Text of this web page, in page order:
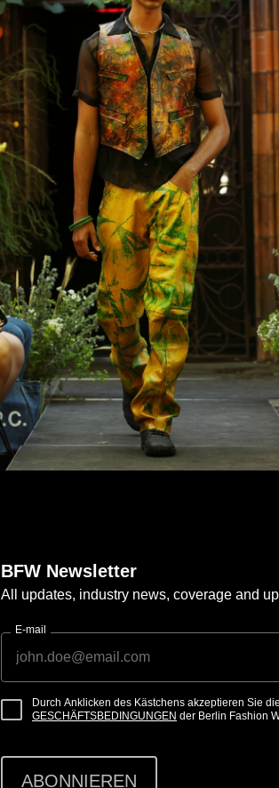
BFW Newsletter
All updates, industry news, coverage and
E-mail
Durch Anklicken des Kästchens akzeptieren Sie
GESCHÄFTSBEDINGUNGEN der Berlin Fashion
ABONNIEREN